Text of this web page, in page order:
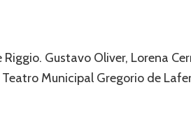
Gustavo Oliver, Lorena
Municipal Gregorio de